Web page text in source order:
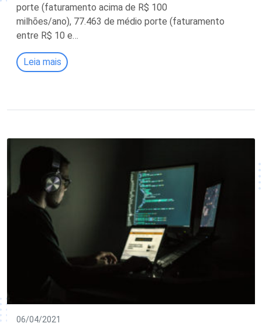
porte (faturamento acima de R$ 100
milhões/ano), 77.463 de médio porte (faturamento
entre R$ 10 e…
Leia mais
06/04/2021